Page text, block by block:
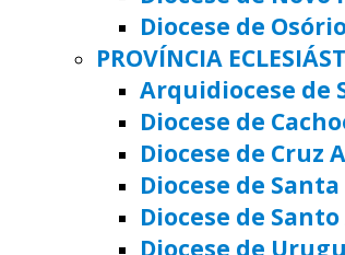
Diocese de
PROVÍNCIA
Arquidiocese de
Diocese de
Diocese de Cruz
Diocese de
Diocese de
Diocese de